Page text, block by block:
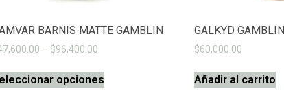
BARNIS MATTE GAMBLIN
– $96,400.00
opciones
GALKYD GAMBLIN
$60,000.00
Añadir al carrito